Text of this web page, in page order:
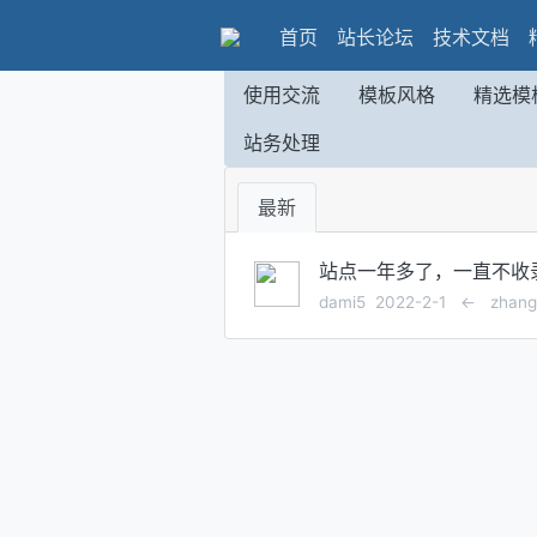
首页 站长论坛 技术文档
使用交流 模板风格 精选模
站务处理
最新
站点一年多了，一直不收
dami5 2022-2-1 ←